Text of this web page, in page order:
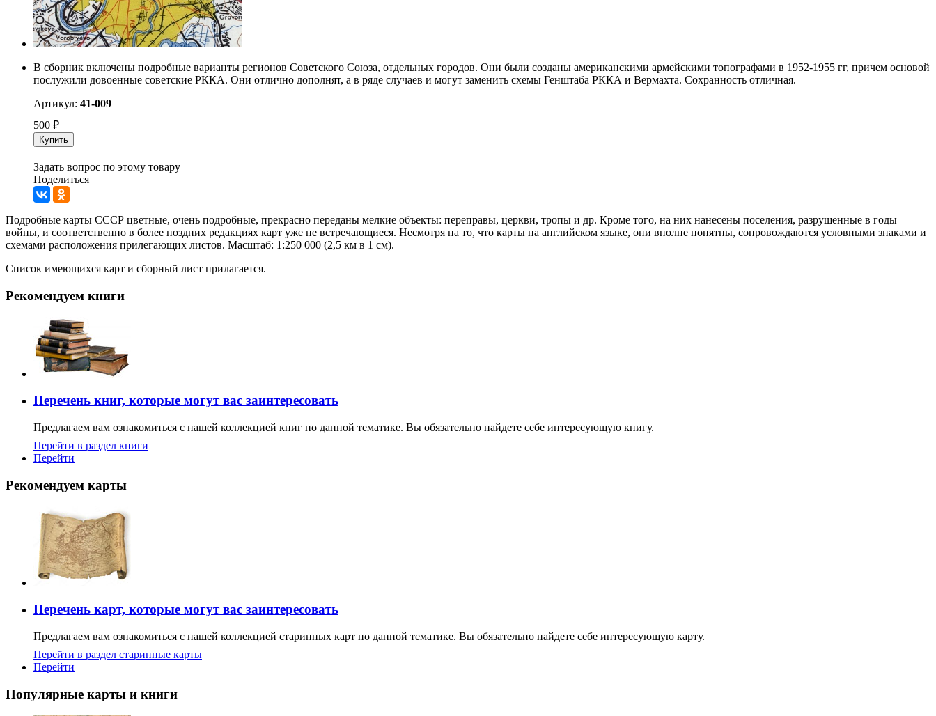
В сборник включены подробные варианты регионов Советского Союза, отдельных городов. Они были созданы американскими армейскими топографами в 1952-1955 гг, причем основой
послужили довоенные советские РККА. Они отлично дополнят, а в ряде случаев и могут заменить схемы Генштаба РККА и Вермахта. Сохранность отличная.
Артикул: 41-009
500 ₽
Купить
Задать вопрос по этому товару
Поделиться
Подробные карты СССР цветные, очень подробные, прекрасно переданы мелкие объекты: переправы, церкви, тропы и др. Кроме того, на них нанесены поселения, разрушенные в годы
войны, и соответственно в более поздних редакциях карт уже не встречающиеся. Несмотря на то, что карты на английском языке, они вполне понятны, сопровождаются условными знаками и
схемами расположения прилегающих листов. Масштаб: 1:250 000 (2,5 км в 1 см).
Список имеющихся карт и сборный лист прилагается.
Рекомендуем книги
Перечень книг, которые могут вас заинтересовать
Предлагаем вам ознакомиться с нашей коллекцией книг по данной тематике. Вы обязательно найдете себе интересующую книгу.
Перейти в раздел книги
Перейти
Рекомендуем карты
Перечень карт, которые могут вас заинтересовать
Предлагаем вам ознакомиться с нашей коллекцией старинных карт по данной тематике. Вы обязательно найдете себе интересующую карту.
Перейти в раздел старинные карты
Перейти
Популярные карты и книги